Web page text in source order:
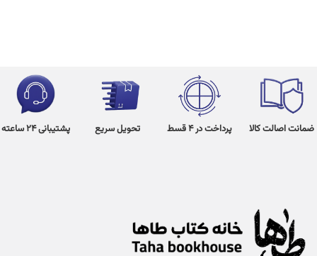
ضمانت اصالت کالا پرداخت در 4 قسط تحویل سریع پشتیبانی 24 ساعته